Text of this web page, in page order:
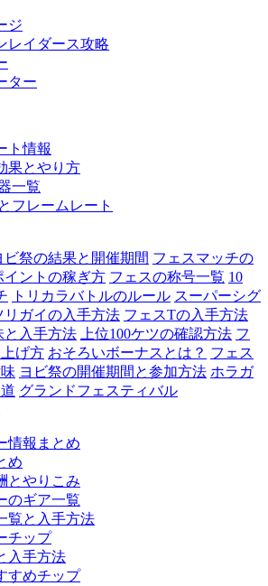
ジ
レイダース攻略
ター
ト情報
果とやり方
一覧
フレームレート
ビ祭の結果と開催期間 フェスマッチの
イントの稼ぎ方 フェスの称号一覧 10
トリカラバトルのルール スーパーシグ
リガイの入手方法 フェスTの入手方法
と入手方法 上位100ケツの確認方法 フ
げ方 おそろいボーナスとは？ フェス
ヨビ祭の開催期間と参加方法 ホラガ
グランドフェスティバル
情報まとめ
め
とやりこみ
のギア一覧
覧と入手方法
チップ
入手方法
すめチップ